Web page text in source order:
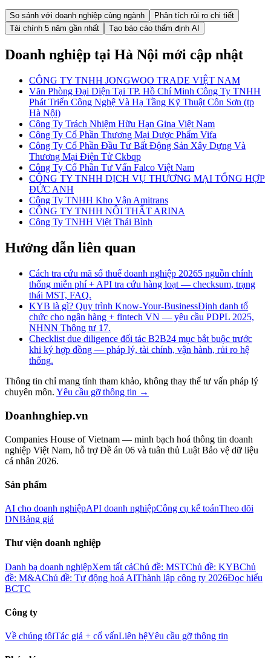
So sánh với doanh nghiệp cùng ngành
Phân tích rủi ro chi tiết
Tài chính 5 năm gần nhất
Tạo báo cáo thẩm định AI
Doanh nghiệp tại Hà Nội mới cập nhật
CÔNG TY TNHH JONGWOO TRADE VIỆT NAM
Văn Phòng Đại Diện Tại TP. Hồ Chí Minh Công Ty TNHH
Phát Triển Công Nghệ Và Hạ Tầng Kỹ Thuật Côn Sơn (tp
Hà Nội)
Công Ty Trách Nhiệm Hữu Hạn Gina Việt Nam
Công Ty Cổ Phần Thương Mại Dược Phẩm Vifa
Công Ty Cổ Phần Đầu Tư Bất Động Sản Xây Dựng Và
Thương Mại Điện Tử Ckbqp
Công Ty Cổ Phần Tư Vấn Falco Việt Nam
CÔNG TY TNHH DỊCH VỤ THƯƠNG MẠI TỔNG HỢP
ĐỨC ANH
Công Ty TNHH Kho Vận Amitrans
CÔNG TY TNHH NỘI THẤT ARINA
Công Ty TNHH Việt Thái Bình
Hướng dẫn liên quan
Cách tra cứu mã số thuế doanh nghiệp 20265 nguồn chính
thống miễn phí + API tra cứu hàng loạt — checksum, trạng
thái MST, FAQ.
KYB là gì? Quy trình Know-Your-BusinessĐịnh danh tổ
chức cho ngân hàng + fintech VN — yêu cầu PDPL 2025,
NHNN Thông tư 17.
Checklist due diligence đối tác B2B24 mục bắt buộc trước
khi ký hợp đồng — pháp lý, tài chính, vận hành, rủi ro hệ
thống.
Thông tin chỉ mang tính tham khảo, không thay thế tư vấn pháp lý
chuyên môn. Yêu cầu gỡ thông tin →
Doanhnghiep.vn
Companies House of Vietnam — minh bạch hoá thông tin doanh
nghiệp Việt Nam, hỗ trợ Đề án 06 và tuân thủ Luật Bảo vệ dữ liệu
cá nhân 2026.
Sản phẩm
AI cho doanh nghiệpAPI doanh nghiệpCông cụ kế toánTheo dõi
DNBảng giá
Thư viện doanh nghiệp
Danh bạ doanh nghiệpXem tất cảChủ đề: MSTChủ đề: KYBChủ
đề: M&AChủ đề: Tự động hoá AIThành lập công ty 2026Đọc hiểu
BCTC
Công ty
Về chúng tôiTác giả + cố vấnLiên hệYêu cầu gỡ thông tin